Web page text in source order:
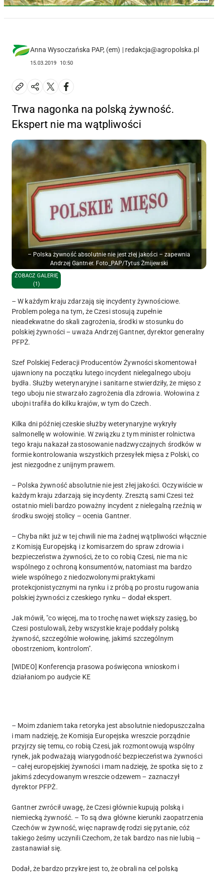
Anna Wysoczańska PAP, (em) | redakcja@agropolska.pl
15.03.2019 10:50
Trwa nagonka na polską żywność.
Ekspert nie ma wątpliwości
– Polska żywność absolutnie nie jest złej jakości – zapewnia
Andrzej Gantner. Foto_PAP/Tytus Żmijewski
ZOBACZ GALERIĘ
(1)
– W każdym kraju zdarzają się incydenty żywnościowe.
Problem polega na tym, że Czesi stosują zupełnie
nieadekwatne do skali zagrożenia, środki w stosunku do
polskiej żywności – uważa Andrzej Gantner, dyrektor generalny
PFPŻ.
Szef Polskiej Federacji Producentów Żywności skomentował
ujawniony na początku lutego incydent nielegalnego uboju
bydła. Służby weterynaryjne i sanitarne stwierdziły, że mięso z
tego uboju nie stwarzało zagrożenia dla zdrowia. Wołowina z
ubojni trafiła do kilku krajów, w tym do Czech.
Kilka dni później czeskie służby weterynaryjne wykryły
salmonellę w wołowinie. W związku z tym minister rolnictwa
tego kraju nakazał zastosowanie nadzwyczajnych środków w
formie kontrolowania wszystkich przesyłek mięsa z Polski, co
jest niezgodne z unijnym prawem.
– Polska żywność absolutnie nie jest złej jakości. Oczywiście w
każdym kraju zdarzają się incydenty. Zresztą sami Czesi też
ostatnio mieli bardzo poważny incydent z nielegalną rzeźnią w
środku swojej stolicy – ocenia Gantner.
– Chyba nikt już w tej chwili nie ma żadnej wątpliwości włącznie
z Komisją Europejską i z komisarzem do spraw zdrowia i
bezpieczeństwa żywności, że to co robią Czesi, nie ma nic
wspólnego z ochroną konsumentów, natomiast ma bardzo
wiele wspólnego z niedozwolonymi praktykami
protekcjonistycznymi na rynku i z próbą po prostu rugowania
polskiej żywności z czeskiego rynku – dodał ekspert.
Jak mówił, "co więcej, ma to trochę nawet większy zasięg, bo
Czesi postulowali, żeby wszystkie kraje poddały polską
żywność, szczególnie wołowinę, jakimś szczególnym
obostrzeniom, kontrolom".
[WIDEO] Konferencja prasowa poświęcona wnioskom i
działaniom po audycie KE
– Moim zdaniem taka retoryka jest absolutnie niedopuszczalna
i mam nadzieję, że Komisja Europejska wreszcie porządnie
przyjrzy się temu, co robią Czesi, jak rozmontowują wspólny
rynek, jak podważają wiarygodność bezpieczeństwa żywności
– całej europejskiej żywności i mam nadzieję, że spotka się to z
jakimś zdecydowanym wreszcie odzewem – zaznaczył
dyrektor PFPŻ.
Gantner zwrócił uwagę, że Czesi głównie kupują polską i
niemiecką żywność. – To są dwa główne kierunki zaopatrzenia
Czechów w żywność, więc naprawdę rodzi się pytanie, cóż
takiego żeśmy uczynili Czechom, że tak bardzo nas nie lubią –
zastanawiał się.
Dodał, że bardzo przykre jest to, że obrali na cel polską